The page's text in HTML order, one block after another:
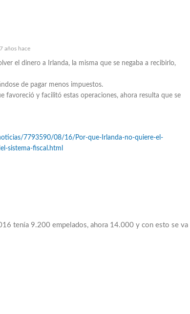
7 años hace
el dinero a Irlanda, la misma que se negaba a recibirlo,
de pagar menos impuestos.
favoreció y facilitó estas operaciones, ahora resulta que se
7793590/08/16/Por-que-Irlanda-no-quiere-el-
sistema-fiscal.html
tenía 9.200 empelados, ahora 14.000 y con esto se va